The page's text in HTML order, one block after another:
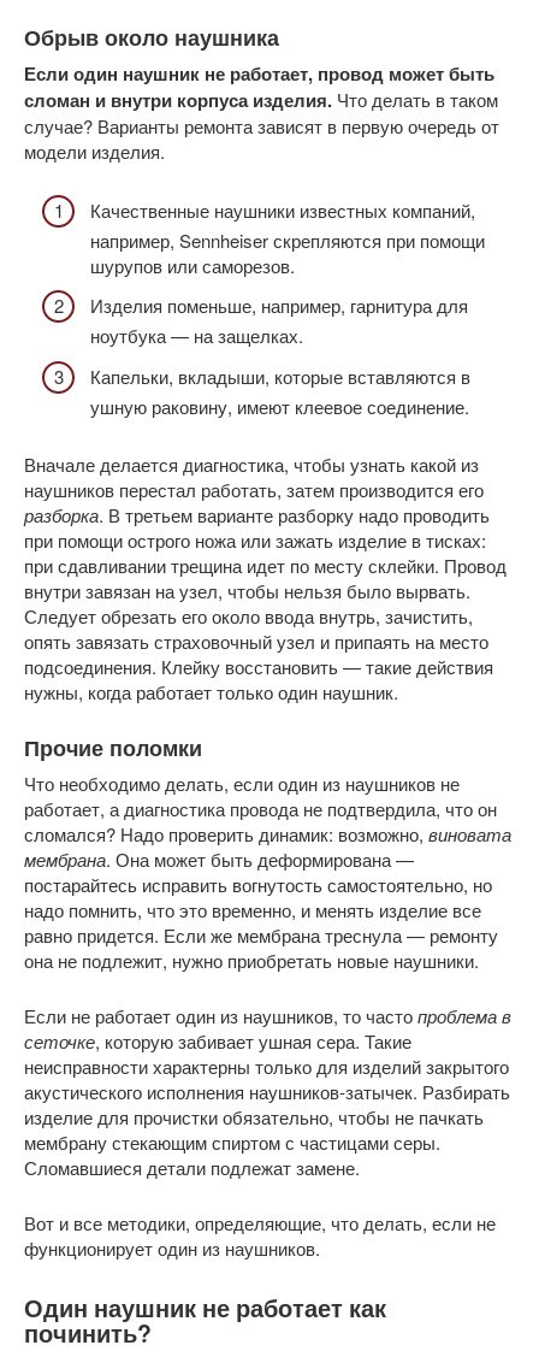
Обрыв около наушника
Если один наушник не работает, провод может быть
сломан и внутри корпуса изделия. Что делать в таком
случае? Варианты ремонта зависят в первую очередь от
модели изделия.
Качественные наушники известных компаний,
например, Sennheiser скрепляются при помощи
шурупов или саморезов.
Изделия поменьше, например, гарнитура для
ноутбука — на защелках.
Капельки, вкладыши, которые вставляются в
ушную раковину, имеют клеевое соединение.
Вначале делается диагностика, чтобы узнать какой из
наушников перестал работать, затем производится его
разборка. В третьем варианте разборку надо проводить
при помощи острого ножа или зажать изделие в тисках:
при сдавливании трещина идет по месту склейки. Провод
внутри завязан на узел, чтобы нельзя было вырвать.
Следует обрезать его около ввода внутрь, зачистить,
опять завязать страховочный узел и припаять на место
подсоединения. Клейку восстановить — такие действия
нужны, когда работает только один наушник.
Прочие поломки
Что необходимо делать, если один из наушников не
работает, а диагностика провода не подтвердила, что он
сломался? Надо проверить динамик: возможно, виновата
мембрана. Она может быть деформирована —
постарайтесь исправить вогнутость самостоятельно, но
надо помнить, что это временно, и менять изделие все
равно придется. Если же мембрана треснула — ремонту
она не подлежит, нужно приобретать новые наушники.
Если не работает один из наушников, то частопроблема в
сеточке, которую забивает ушная сера. Такие
неисправности характерны только для изделий закрытого
акустического исполнения наушников-затычек. Разбирать
изделие для прочистки обязательно, чтобы не пачкать
мембрану стекающим спиртом с частицами серы.
Сломавшиеся детали подлежат замене.
Вот и все методики, определяющие, что делать, если не
функционирует один из наушников.
Один наушник не работает как
починить?